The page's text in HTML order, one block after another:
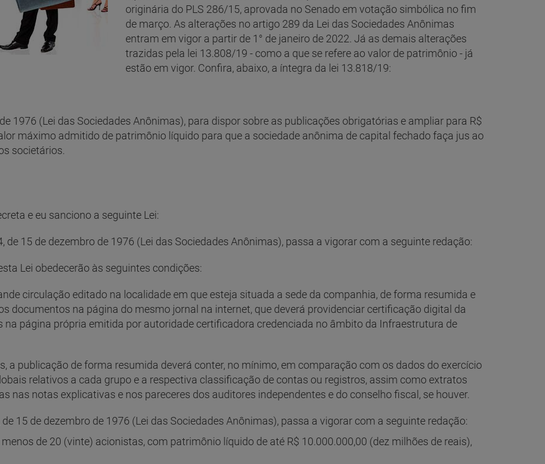
originária do PLS 286/15, aprovada no Senado em votação simbólica no fim
de março. As alterações no artigo 289 da Lei das Sociedades Anônimas
entram em vigor a partir de 1° de janeiro de 2022. Já as demais alterações
trazidas pela lei 13.808/19 - como a que se refere ao valor de patrimônio - já
estão em vigor. Confira, abaixo, a íntegra da lei 13.818/19:
1976 (Lei das Sociedades Anônimas), para dispor sobre as publicações obrigatórias e ampliar para R$
máximo admitido de patrimônio líquido para que a sociedade anônima de capital fechado faça jus ao
societários.
e eu sanciono a seguinte Lei:
de 15 de dezembro de 1976 (Lei das Sociedades Anônimas), passa a vigorar com a seguinte redação:
Lei obedecerão às seguintes condições:
circulação editado na localidade em que esteja situada a sede da companhia, de forma resumida e
documentos na página do mesmo jornal na internet, que deverá providenciar certificação digital da
página própria emitida por autoridade certificadora credenciada no âmbito da Infraestrutura de
a publicação de forma resumida deverá conter, no mínimo, em comparação com os dados do exercício
relativos a cada grupo e a respectiva classificação de contas ou registros, assim como extratos
nas notas explicativas e nos pareceres dos auditores independentes e do conselho fiscal, se houver.
15 de dezembro de 1976 (Lei das Sociedades Anônimas), passa a vigorar com a seguinte redação:
de 20 (vinte) acionistas, com patrimônio líquido de até R$ 10.000.000,00 (dez milhões de reais),